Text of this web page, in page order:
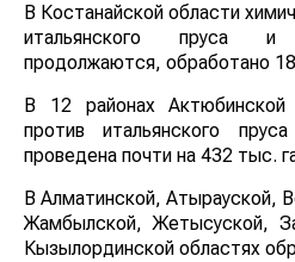
В Костанайской области
итальянского пруса и
продолжаются, обработано
В 12 районах Актюбинской
против итальянского
проведена почти на 432 тыс.
В Алматинской, Атырауской,
Жамбылской, Жетысуской,
Кызылординской областях